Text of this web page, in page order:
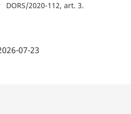
DORS/2020-112, art. 3
07-23